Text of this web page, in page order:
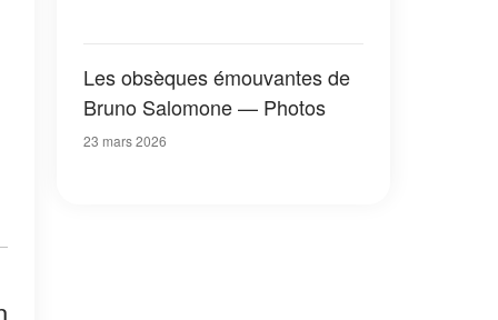
coupé
Les obsèques émouvantes de
Bruno Salomone — Photos
23 mars 2026